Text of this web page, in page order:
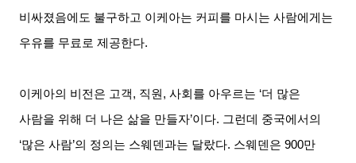
비싸졌음에도 불구하고 이케아는 커피를 마시는 사람에게는
우유를 무료로 제공한다.
이케아의 비전은 고객, 직원,사회를 아우르는 ‘더 많은
사람을 위해 더 나은 삶을 만들자’이다. 그런데 중국에서의
‘많은 사람’의 정의는 스웨덴과는 달랐다. 스웨덴은 900만